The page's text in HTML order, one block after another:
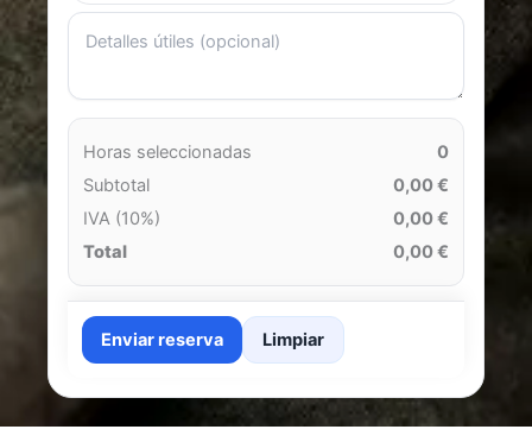
Horas seleccionadas
0
Subtotal
0,00 €
IVA (10%)
0,00 €
Total
0,00 €
Enviar reserva Limpiar